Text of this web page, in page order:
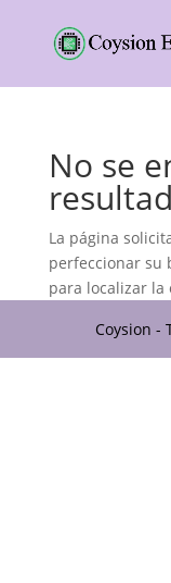
No se
La página
perfeccionar su
para localizar la
Coysion -